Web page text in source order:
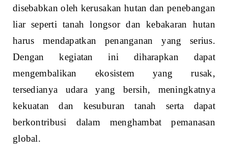
disebabkan oleh kerusakan hutan dan penebangan
liar seperti tanah longsor dan kebakaran hutan
harus mendapatkan penanganan yang serius.
Dengan kegiatan ini diharapkan dapat
mengembalikan ekosistem yang rusak,
tersedianya udara yang bersih, meningkatnya
kekuatan dan kesuburan tanah serta dapat
berkontribusi dalam menghambat pemanasan
global.